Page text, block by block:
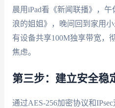
晨用iPad看《新闻联播》，
浪的姐姐》，晚间回到家用
有设备共享100M独享带宽，
焦虑。
第三步：建立安全稳
通过AES-256加密协议和